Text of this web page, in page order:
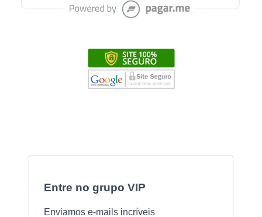
Entre no grupo VIP
Enviamos e-mails incríveis